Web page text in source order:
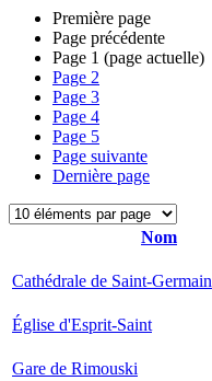
Première page
Page précédente
Page 1 (page actuelle)
Page 2
Page 3
Page 4
Page 5
Page suivante
Dernière page
Nom
Cathédrale de Saint-Germain
Église d'Esprit-Saint
Gare de Rimouski